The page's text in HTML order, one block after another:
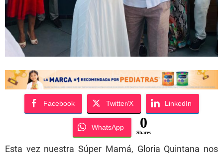
Facebook Twitter/X LinkedIn
WhatsApp 0
Shares
Esta vez nuestra Súper Mamá, Gloria Quintana nos